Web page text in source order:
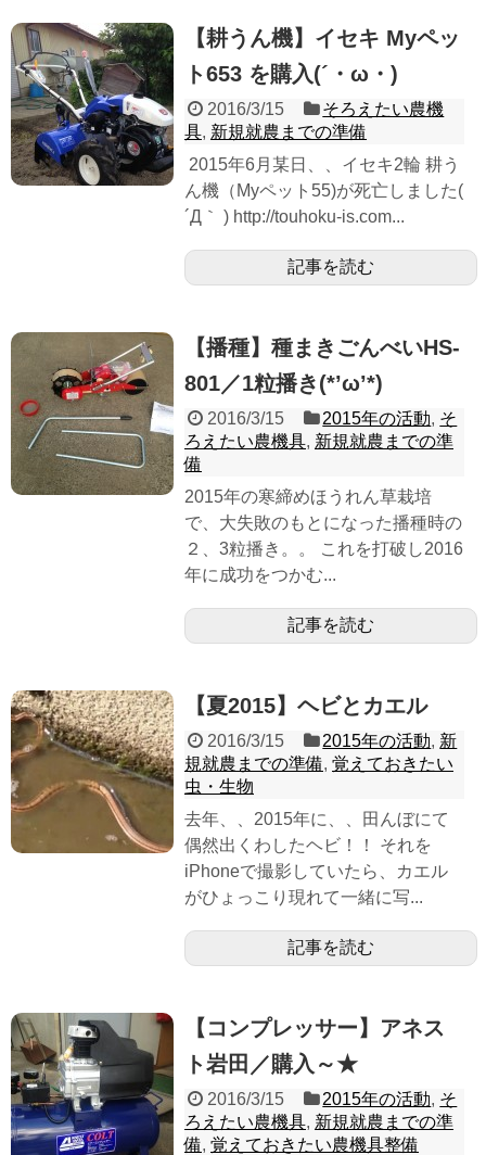
【耕うん機】イセキ Myペッ
ト653 を購入(´・ω・)
2016/3/15
そろえたい農機
具, 新規就農までの準備
2015年6月某日、、イセキ2輪 耕う
ん機（Myペット55)が死亡しました(
´Д｀ ) http://touhoku-is.com...
記事を読む
【播種】種まきごんべいHS-
801／1粒播き(*’ω’*)
2016/3/15 2015年の活動, そ
ろえたい農機具, 新規就農までの準
備
2015年の寒締めほうれん草栽培
で、大失敗のもとになった播種時の
２、3粒播き。。 これを打破し2016
年に成功をつかむ...
記事を読む
【夏2015】ヘビとカエル
2016/3/15 2015年の活動, 新
規就農までの準備, 覚えておきたい
虫・生物
去年、、2015年に、、田んぼにて
偶然出くわしたヘビ！！ それを
iPhoneで撮影していたら、カエル
がひょっこり現れて一緒に写...
記事を読む
【コンプレッサー】アネス
ト岩田／購入～★
2016/3/15 2015年の活動, そ
ろえたい農機具, 新規就農までの準
備, 覚えておきたい農機具整備